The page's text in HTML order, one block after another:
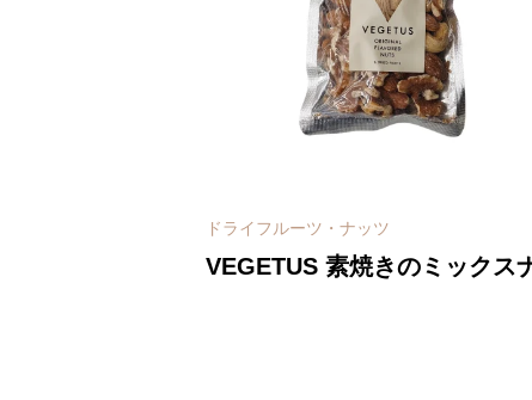
ドライフルーツ・ナッツ
VEGETUS 素焼きのミックス